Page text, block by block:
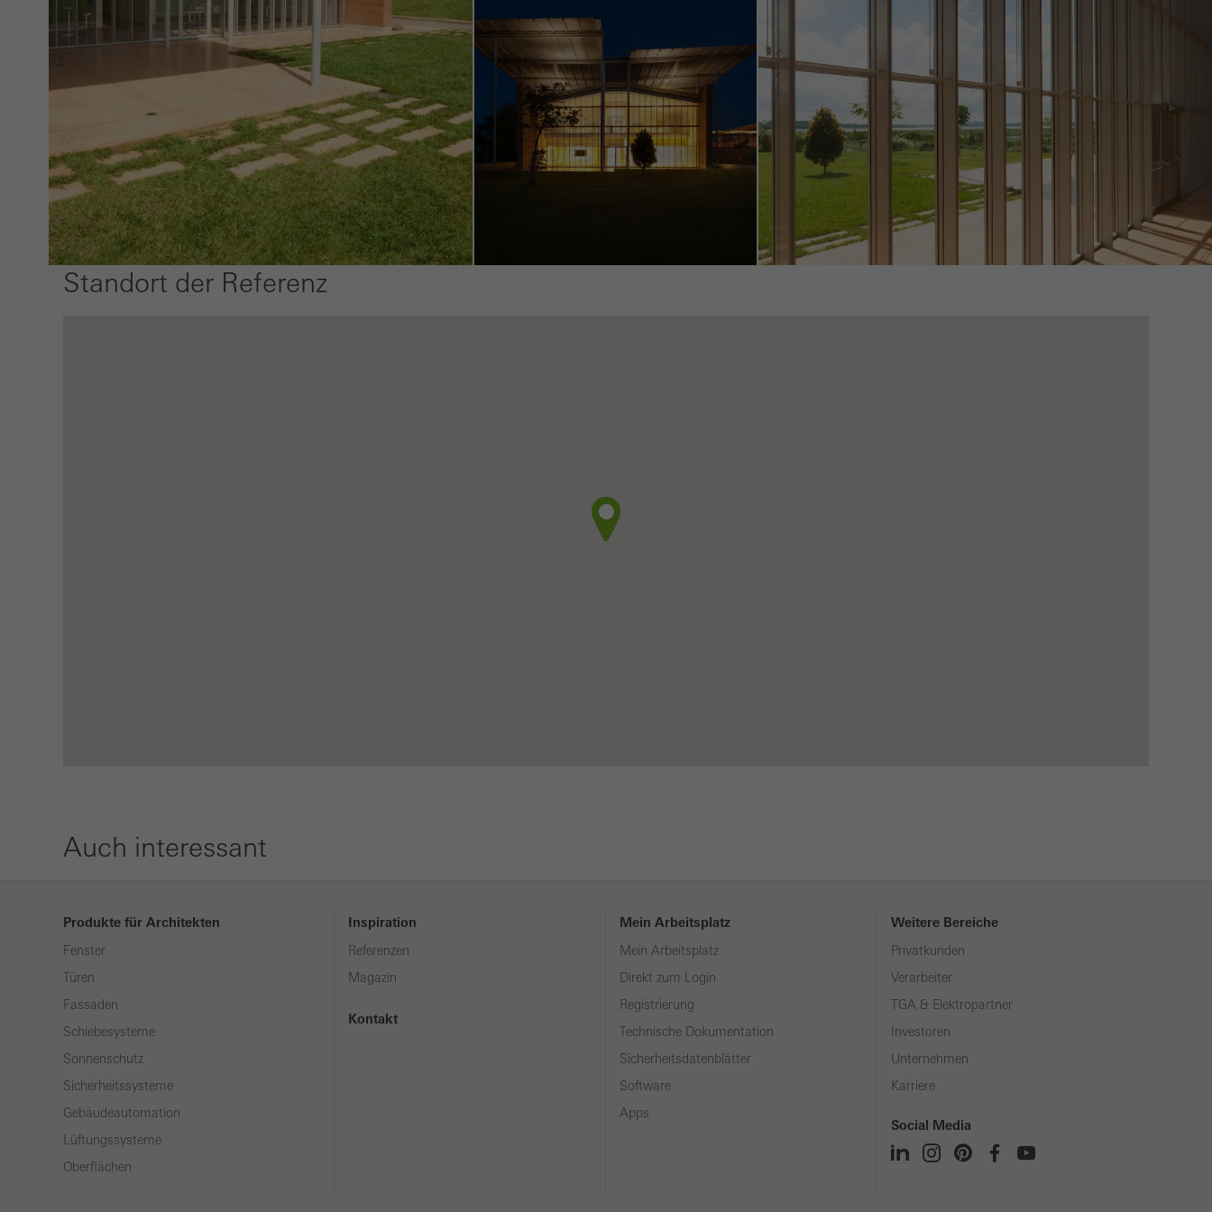
Standort der Referenz
Auch interessant
Produkte für Architekten
Fenster
Türen
Fassaden
Schiebesysteme
Sonnenschutz
Sicherheitssysteme
Gebäudeautomation
Lüftungssysteme
Oberflächen
Inspiration
Referenzen
Magazin
Kontakt
Mein Arbeitsplatz
Mein Arbeitsplatz
Direkt zum Login
Registrierung
Technische Dokumentation
Sicherheitsdatenblätter
Software
Apps
Weitere Bereiche
Privatkunden
Verarbeiter
TGA & Elektropartner
Investoren
Unternehmen
Karriere
Social Media
sammeln Informationen über die Nutzungsweise der Webseite, Anzahl der Besuche,
durchschnittliche Verweilzeit, aufgerufene Seiten.
Marketing / Drittanbieter Cookies
Marketing Cookies werden von Drittanbietern verwendet, um personalisierte und
ansprechende Werbung für den einzelnen Nutzer anzuzeigen. Sie tun dies, indem sie
Besucher über Webseiten hinweg verfolgen. Dabei werden auch Dienste von
Drittanbietern eingebunden, die ihren Service eigenverantwortlich erbringen.
Abbrechen